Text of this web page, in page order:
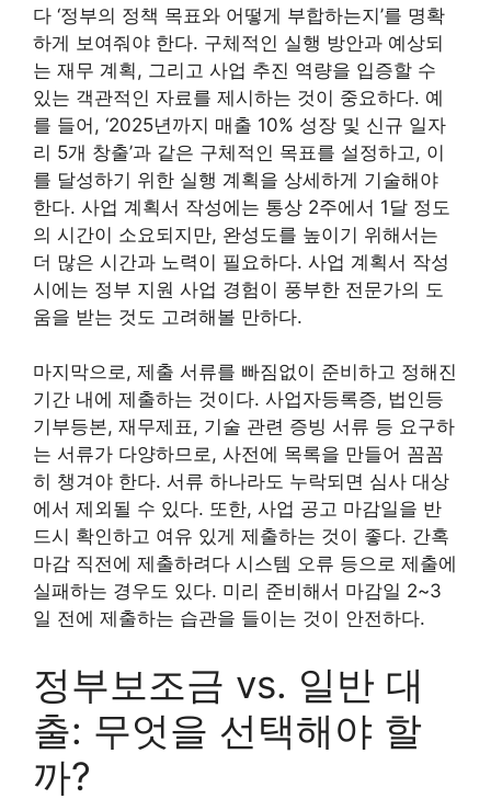
다 ‘정부의 정책 목표와 어떻게 부합하는지’를 명확
하게 보여줘야 한다. 구체적인 실행 방안과 예상되
는 재무 계획, 그리고 사업 추진 역량을 입증할 수
있는 객관적인 자료를 제시하는 것이 중요하다. 예
를 들어, ‘2025년까지 매출 10% 성장 및 신규 일자
리 5개 창출’과 같은 구체적인 목표를 설정하고, 이
를 달성하기 위한 실행 계획을 상세하게 기술해야
한다. 사업 계획서 작성에는 통상 2주에서 1달 정도
의 시간이 소요되지만, 완성도를 높이기 위해서는
더 많은 시간과 노력이 필요하다. 사업 계획서 작성
시에는 정부 지원 사업 경험이 풍부한 전문가의 도
움을 받는 것도 고려해볼 만하다.
마지막으로, 제출 서류를 빠짐없이 준비하고 정해진
기간 내에 제출하는 것이다. 사업자등록증, 법인등
기부등본, 재무제표, 기술 관련 증빙 서류 등 요구하
는 서류가 다양하므로, 사전에 목록을 만들어 꼼꼼
히 챙겨야 한다. 서류 하나라도 누락되면 심사 대상
에서 제외될 수 있다. 또한, 사업 공고 마감일을 반
드시 확인하고 여유 있게 제출하는 것이 좋다. 간혹
마감 직전에 제출하려다 시스템 오류 등으로 제출에
실패하는 경우도 있다. 미리 준비해서 마감일 2~3
일 전에 제출하는 습관을 들이는 것이 안전하다.
정부보조금 vs. 일반 대
출: 무엇을 선택해야 할
까?